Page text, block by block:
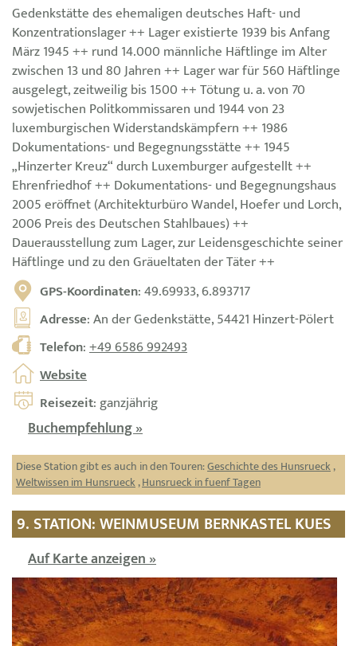
Gedenkstätte des ehemaligen deutsches Haft- und
Konzentrationslager ++ Lager existierte 1939 bis Anfang
März 1945 ++ rund 14.000 männliche Häftlinge im Alter
zwischen 13 und 80 Jahren ++ Lager war für 560 Häftlinge
ausgelegt, zeitweilig bis 1500 ++ Tötung u. a. von 70
sowjetischen Politkommissaren und 1944 von 23
luxemburgischen Widerstandskämpfern ++ 1986
Dokumentations- und Begegnungsstätte ++ 1945
„Hinzerter Kreuz“ durch Luxemburger aufgestellt ++
Ehrenfriedhof ++ Dokumentations- und Begegnungshaus
2005 eröffnet (Architekturbüro Wandel, Hoefer und Lorch,
2006 Preis des Deutschen Stahlbaues) ++
Dauerausstellung zum Lager, zur Leidensgeschichte seiner
Häftlinge und zu den Gräueltaten der Täter ++
GPS-Koordinaten: 49.69933, 6.893717
Adresse: An der Gedenkstätte, 54421 Hinzert-Pölert
Telefon:+49 6586 992493
Website
Reisezeit: ganzjährig
Buchempfehlung »
Diese Station gibt es auch in den Touren:Geschichte des Hunsrueck,
Weltwissen im Hunsrueck,Hunsrueck in fuenf Tagen
9. STATION: WEINMUSEUM BERNKASTEL KUES
Auf Karte anzeigen »